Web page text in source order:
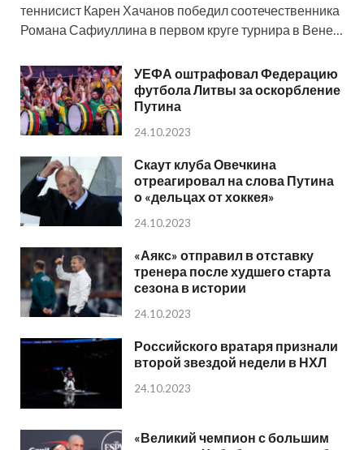
теннисист Карен Хачанов победил соотечественника
Романа Сафиуллина в первом круге турнира в Вене…
УЕФА оштрафовал Федерацию
футбола Литвы за оскорбление
Путина
24.10.2023
Скаут клуба Овечкина
отреагировал на слова Путина
о «дельцах от хоккея»
24.10.2023
«Аякс» отправил в отставку
тренера после худшего старта
сезона в истории
24.10.2023
Российского вратаря признали
второй звездой недели в НХЛ
24.10.2023
«Великий чемпион с большим